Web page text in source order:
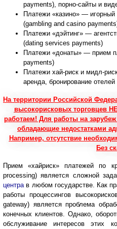
payments), порно-сайты и
Платежи «казино» — игорный
(gambling and casino
Платежи «дэйтинг» —
(dating services payments)
Платежи «донаты» — прием
payments)
Платежи хай-риск и мидл-
аренда, бронирование отелей
На территории Российской
высокорисковых торговцев
работаем! Для работы на
обладающие недостатками
Например, отсутствие
Без
Прием «хайриск» платежей по
processing) является сложной
центрав любом государстве. Как
работы процессингов
gateway) является проблема
конечных клиентов. Однако,
обслуживание интересов этих